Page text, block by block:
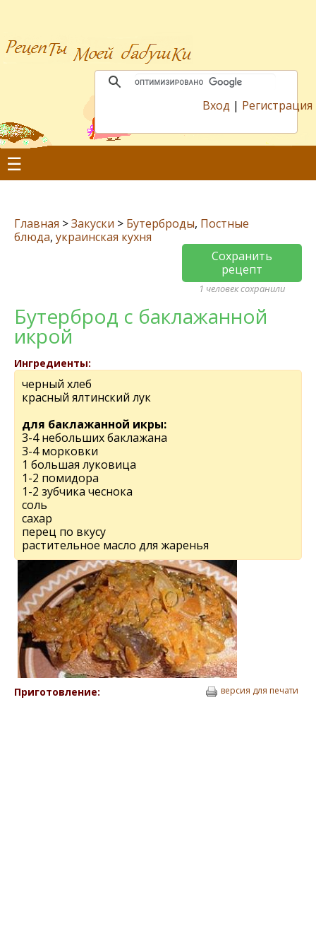
Вход | Регистрация
☰
Главная >Закуски > Бутерброды, Постные
блюда, украинская кухня
Сохранить
рецепт
1 человек сохранили
Бутерброд с баклажанной
икрой
Ингредиенты:
черный хлеб
красный ялтинский лук
для баклажанной икры:
3-4 небольших баклажана
3-4 морковки
1 большая луковица
1-2 помидора
1-2 зубчика чеснока
соль
сахар
перец по вкусу
растительное масло для жаренья
Приготовление: версия для печати